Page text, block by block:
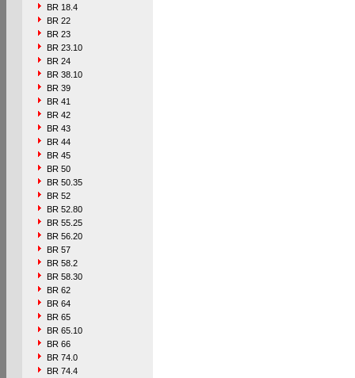
BR 18.4
BR 22
BR 23
BR 23.10
BR 24
BR 38.10
BR 39
BR 41
BR 42
BR 43
BR 44
BR 45
BR 50
BR 50.35
BR 52
BR 52.80
BR 55.25
BR 56.20
BR 57
BR 58.2
BR 58.30
BR 62
BR 64
BR 65
BR 65.10
BR 66
BR 74.0
BR 74.4